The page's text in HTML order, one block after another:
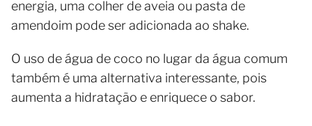
energia, uma colher de aveia ou pasta de
amendoim pode ser adicionada ao shake.
O uso de água de coco no lugar da água comum
também é uma alternativa interessante, pois
aumenta a hidratação e enriquece o sabor.